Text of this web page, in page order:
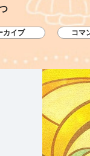
カイブ コマ